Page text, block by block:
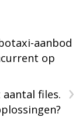
aanbod
op
›
files.